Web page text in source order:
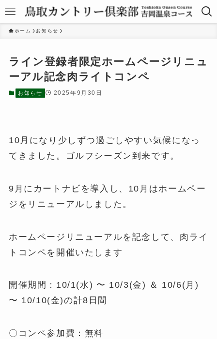
ホーム お知らせ
ライン登録者限定ホームページリニュ
ーアル記念肉ライトコンペ
お知らせ 2025年9月30日
10月になり少しずつ過ごしやすい気候になっ
てきました。ゴルフシーズン到来です。
9月にカートナビを導入し、10月はホームペー
ジをリニューアルしました。
ホームページリニューアルを記念して、肉ライ
トコンペを開催いたします
開催期間：10/1(水) 〜 10/3(金) ＆ 10/6(月)
〜 10/10(金)の計8日間
〇コンペ参加費：無料